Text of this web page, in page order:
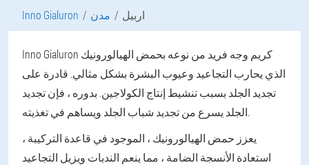
Inno Gialuron مدن اربيل
Inno Gialuron كريم وجه فريد من نوعه بحمض الهيالورونيك
الذي يحارب التجاعيد وعيوب البشرة بشكل مثالي. قادرة على
تجديد الجلد بسبب تنشيط إنتاج الكولاجين. بدوره ، فإن تجديد
الجلد يسرع من تجديد شباب الجلد ويساهم في تغذيته.
يعزز حمض الهيالورونيك ، الموجود في قاعدة التركيبة ،
استعادة الأنسجة الضامة ، مما ينعم الندبات ويزيل التجاعيد